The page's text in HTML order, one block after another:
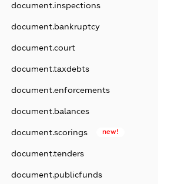
document.inspections
document.bankruptcy
document.court
document.taxdebts
document.enforcements
document.balances
document.scorings new!
document.tenders
document.publicfunds